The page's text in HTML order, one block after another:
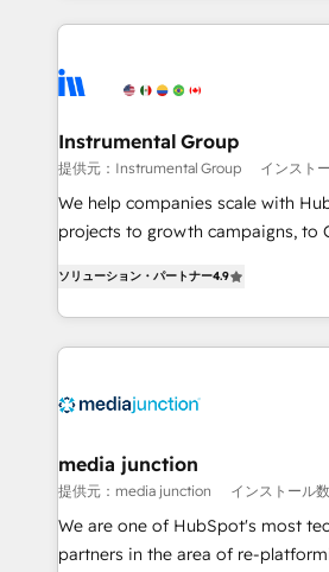
eminent solutions & integrations. Trust us to
Elite Partners with 10+ years of
Premier Partner 2023 🌟5
Won HubSpot Theme Challenge
HubSpot Rising Star Why us? Harnessing the full
potential of the powerful HubSpot CRM. ✔️A
HubSpot experience ✔️Flexible
Hourly-fee (assigned one
requirement). ✔️Helped over
Instrumental Group
提供元：Instrumental Group インスト
We help companies scale with
projects to growth campaigns, to
HubSpot and willing to work
team to simplify the complex
experience for your team and
ソリューション・パートナー4.9
media junction
提供元：media junction インストール
We are one of HubSpot's most
partners in the area of re-